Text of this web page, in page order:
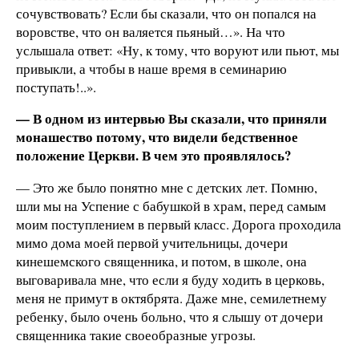
сочувствовать? Если бы сказали, что он попался на
воровстве, что он валяется пьяный…». На что
услышала ответ: «Ну, к тому, что воруют или пьют, мы
привыкли, а чтобы в наше время в семинарию
поступать!..».
— В одном из интервью Вы сказали, что приняли
монашество потому, что видели бедственное
положение Церкви. В чем это проявлялось?
— Это же было понятно мне с детских лет. Помню,
шли мы на Успение с бабушкой в храм, перед самым
моим поступлением в первый класс. Дорога проходила
мимо дома моей первой учительницы, дочери
кинешемского священника, и потом, в школе, она
выговаривала мне, что если я буду ходить в церковь,
меня не примут в октябрята. Даже мне, семилетнему
ребенку, было очень больно, что я слышу от дочери
священника такие своеобразные угрозы.